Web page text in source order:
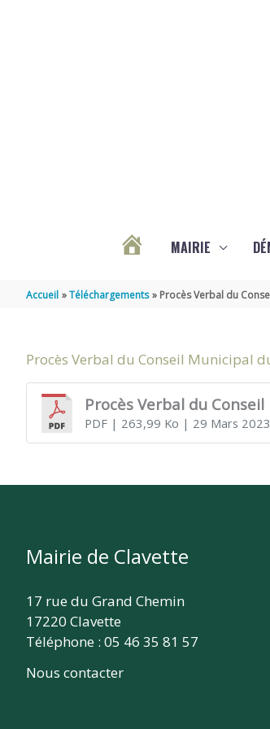
MAIRIE
Accueil Téléchargements Procès Verbal du
Procès Verbal du Conseil Municipal
Procès Verbal du
PDF| 263,99 Ko | 29 Mars 2023
Mairie de Clavette
17 rue du Grand Chemin
17220 Clavette
Téléphone : 05 46 35 81 57
Nous contacter